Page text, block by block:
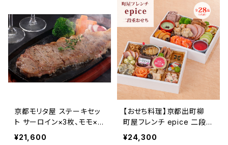
京都モリタ屋 ステーキセッ
ト サーロイン×3枚、モモ×4
枚【黒毛和牛】【送料無料】
【ギフト プレゼント 贈り物
¥21,600
【おせち料理】京都出町柳
町屋フレンチ epice 二段重
【3人前】【28品目】【洋食】
【送料無料】【ギフト プレゼ
¥24,300